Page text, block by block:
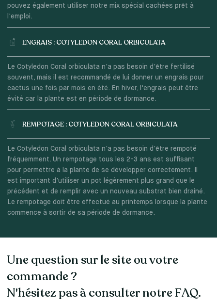
pouvez également utiliser notre mix spécial cachées prêt à
l'emploi.
ENGRAIS : COTYLEDON CORAL ORBICULATA
Le Cotyledon Coral orbiculata n'a pas besoin d'être fertilisé
souvent, mais il est recommandé de lui donner un engrais pour
cactus une fois par mois en été. En hiver, l'engrais peut être
évité car la plante est en période de dormance.
REMPOTAGE : COTYLEDON CORAL ORBICULATA
Le Cotyledon Coral orbiculata n'a pas besoin d'être rempoté
fréquemment. Un rempotage tous les 2-3 ans est suffisant
pour permettre à la plante de se développer correctement. Il
est important d'utiliser un pot légèrement plus grand que le
précédent et de remplir avec un nouveau substrat bien drainé.
Le rempotage doit être effectué au printemps lorsque la plante
commence à sortir de sa période de dormance.
Une question sur le site ou votre
commande ?
N'hésitez pas à consulter notre FAQ.